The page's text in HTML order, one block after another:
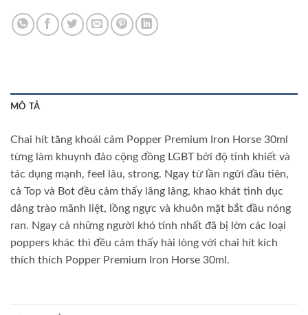
MÔ TẢ
Chai hít tăng khoái cảm Popper Premium Iron Horse 30ml
từng làm khuynh đảo cộng đồng LGBT bởi độ tinh khiết và
tác dụng mạnh, feel lâu, strong. Ngay từ lần ngửi đầu tiên,
cả Top và Bot đều cảm thấy lâng lâng, khao khát tình dục
dâng trào mãnh liệt, lồng ngực và khuôn mặt bắt đầu nóng
ran. Ngay cả những người khó tính nhất đã bị lờn các loại
poppers khác thì đều cảm thấy hài lòng với chai hít kích
thích thích Popper Premium Iron Horse 30ml.